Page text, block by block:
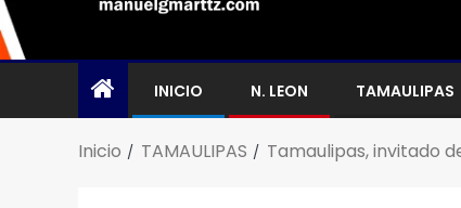
INICIO N. LEON TAMAULIPAS
Inicio TAMAULIPAS Tamaulipas, invitado